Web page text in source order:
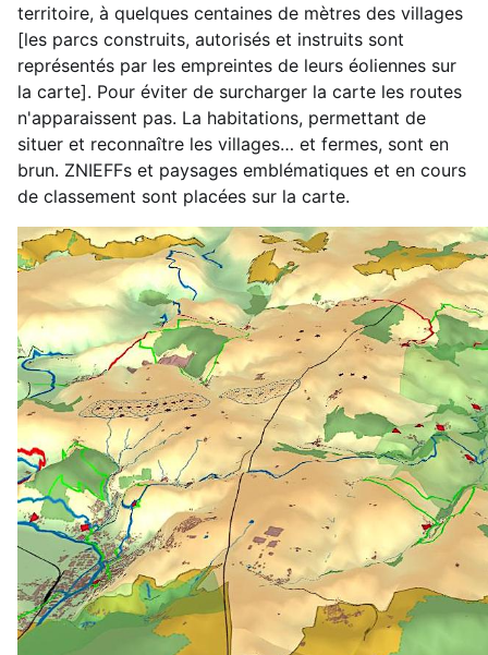
territoire, à quelques centaines de mètres des villages
[les parcs construits, autorisés et instruits sont
représentés par les empreintes de leurs éoliennes sur
la carte]. Pour éviter de surcharger la carte les routes
n'apparaissent pas. La habitations, permettant de
situer et reconnaître les villages… et fermes, sont en
brun. ZNIEFFs et paysages emblématiques et en cours
de classement sont placées sur la carte.